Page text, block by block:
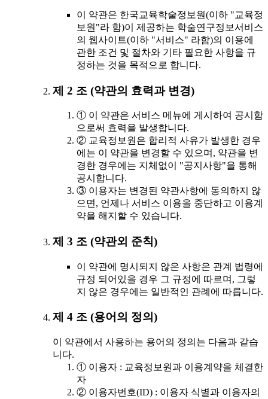
이 약관은 한국교육학술정보원(이하 "교육정
보원"라 함)이 제공하는 학술연구정보서비스
의 웹사이트(이하 "서비스" 라함)의 이용에
관한 조건 및 절차와 기타 필요한 사항을 규
정하는 것을 목적으로 합니다.
제 2 조 (약관의 효력과 변경)
① 이 약관은 서비스 메뉴에 게시하여 공시함
으로써 효력을 발생합니다.
② 교육정보원은 합리적 사유가 발생한 경우
에는 이 약관을 변경할 수 있으며, 약관을 변
경한 경우에는 지체없이 "공지사항"을 통해
공시합니다.
③ 이용자는 변경된 약관사항에 동의하지 않
으면, 언제나 서비스 이용을 중단하고 이용계
약을 해지할 수 있습니다.
제 3 조 (약관외 준칙)
이 약관에 명시되지 않은 사항은 관계 법령에
규정 되어있을 경우 그 규정에 따르며, 그렇
지 않은 경우에는 일반적인 관례에 따릅니다.
제 4 조 (용어의 정의)
이 약관에서 사용하는 용어의 정의는 다음과 같습
니다.
① 이용자 : 교육정보원과 이용계약을 체결한
자
② 이용자번호(ID) : 이용자 식별과 이용자의